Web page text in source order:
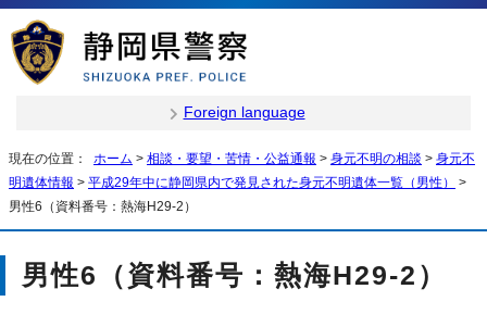
Foreign language
現在の位置： ホーム > 相談・要望・苦情・公益通報 > 身元不明の相談 > 身元不
明遺体情報 > 平成29年中に静岡県内で発見された身元不明遺体一覧（男性）
>
男性6（資料番号：熱海H29-2）
男性6（資料番号：熱海H29-2）